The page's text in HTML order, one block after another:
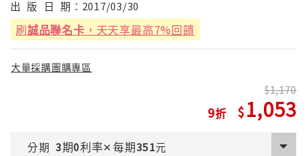
出 版 日 期： 2017/03/30
刷誠品聯名卡 ，天天享最高7%回饋
大量採購團購專區
9
1,170
1,053
分期 3期0利率✕每期351元